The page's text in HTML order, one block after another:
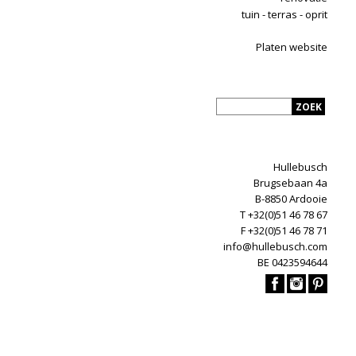
tuin - terras - oprit
Platen website
Hullebusch
Brugsebaan 4a
B-8850 Ardooie
T +32(0)51 46 78 67
F +32(0)51 46 78 71
info@hullebusch.com
BE 0423594644